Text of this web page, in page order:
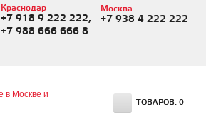
Краснодар
+7 918 9 222 222,
+7 988 666 666 8
Москва
+7 938 4 222 222
ТОВАРОВ: 0